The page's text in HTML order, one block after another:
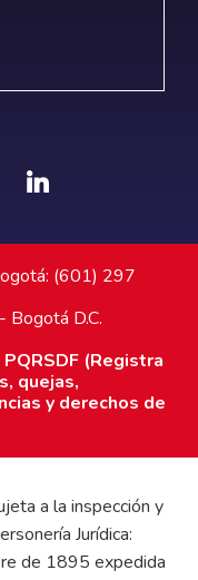
(601) 297
Bogotá D.C.
PQRSDF (Registra
quejas,
y derechos de
a la inspección y
Jurídica:
de 1895 expedida